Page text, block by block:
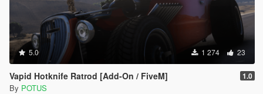
5.0 1 274 23
Vapid Hotknife Ratrod [Add-On / FiveM] 1.0
By POTUS